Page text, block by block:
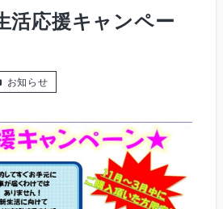
活応援キャンペー
お知らせ